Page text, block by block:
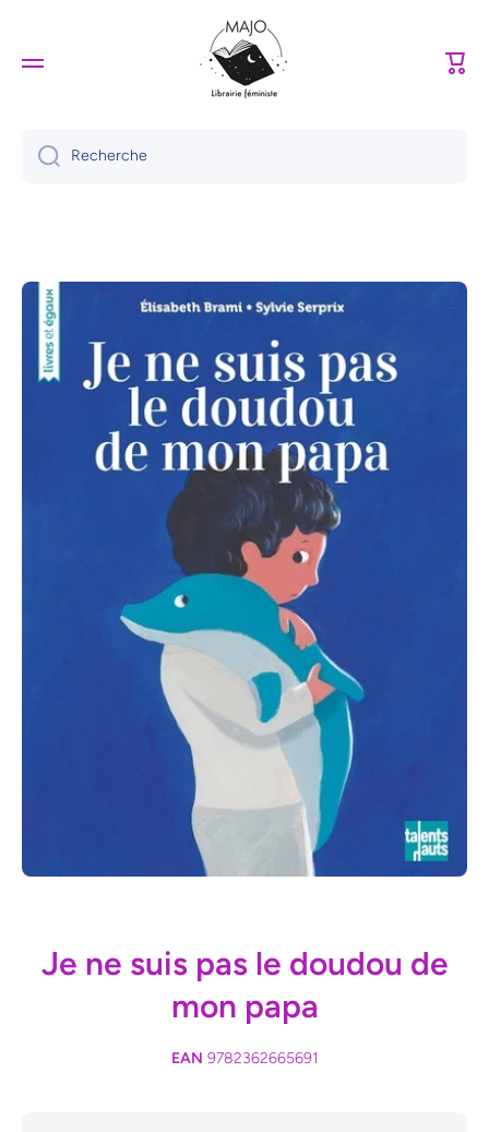
Ignorer et passer au contenu
Recherche
Passer aux informations produits
Je ne suis pas le doudou de
mon papa
EAN 9782362665691